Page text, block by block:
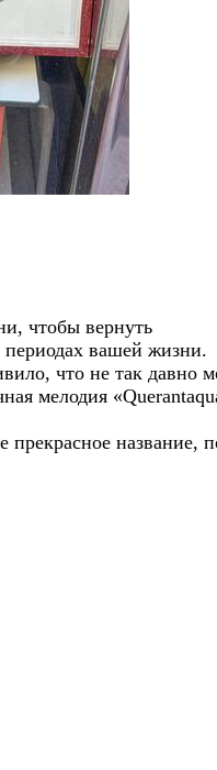
чтобы вернуть
вашей жизни.
что не так давно
мелодия
прекрасное название,